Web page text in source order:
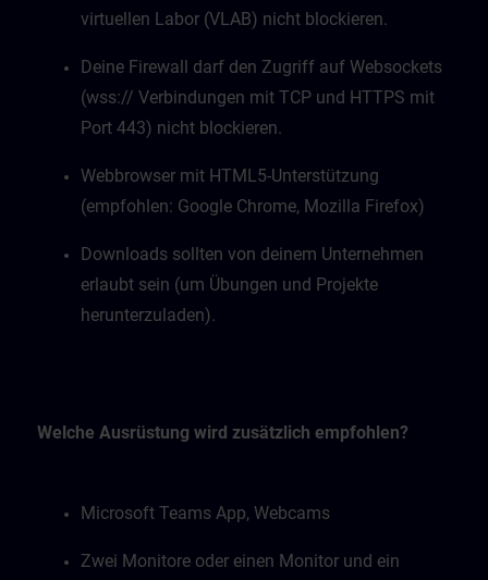
virtuellen Labor (VLAB) nicht blockieren.
Deine Firewall darf den Zugriff auf Websockets
(wss:// Verbindungen mit TCP und HTTPS mit
Port 443) nicht blockieren.
Webbrowser mit HTML5-Unterstützung
(empfohlen: Google Chrome, Mozilla Firefox)
Downloads sollten von deinem Unternehmen
erlaubt sein (um Übungen und Projekte
herunterzuladen).
Welche Ausrüstung wird zusätzlich empfohlen?
Microsoft Teams App, Webcams
Zwei Monitore oder einen Monitor und ein